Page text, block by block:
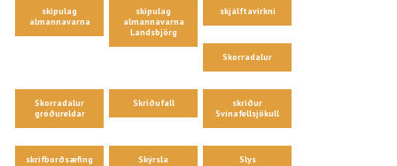
skipulag
almannavarna
skipulag
almannavarna
Landsbjörg
skjálftavirkni
Skorradalur
Skorradalur
gróðureldar
Skriðufall
skriður
Svínafellsjökull
skrifborðsæfing Skýrsla Slys